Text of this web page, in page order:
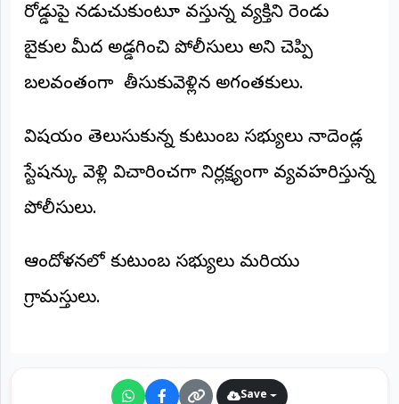
అంతర్జాతీయం
ఆర్టీఐ
డెస్క్
(REPORTERS
DESK)
మా
రిపోర్టర్లు
రిపోర్టర్‌గా
రోడ్డుపై నడుచుకుంటూ వస్తున్న వ్యక్తిని రెండు
బైకుల మీద అడ్డగించి పోలీసులు అని చెప్పి
బలవంతంగా తీసుకువెళ్లిన అగంతకులు.
విషయం తెలుసుకున్న కుటుంబ సభ్యులు నాదెండ్ల
స్టేషన్కు వెళ్లి విచారించగా నిర్లక్ష్యంగా వ్యవహరిస్తున్న
పోలీసులు.
ఆందోళనలో కుటుంబ సభ్యులు మరియు
గ్రామస్తులు.
Save